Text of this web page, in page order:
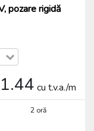
pozare rigidă
cu t.v.a./m
2 oră